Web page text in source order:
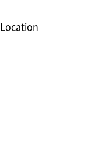
Location